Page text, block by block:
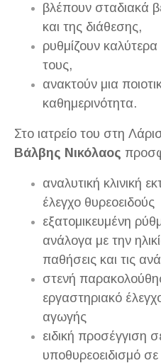
βλέπουν σταδιακά
και της διάθεσης,
ρυθμίζουν
τους,
ανακτούν μια
καθημερινότητα.
Στο ιατρείο του στη
Βάλβης Νικόλαος
αναλυτική κλινική
έλεγχο θυρεοειδούς
εξατομικευμένη
ανάλογα με την
παθήσεις και τις
στενή
εργαστηριακό
αγωγής
ειδική προσέγγιση
υποθυρεοειδισμό